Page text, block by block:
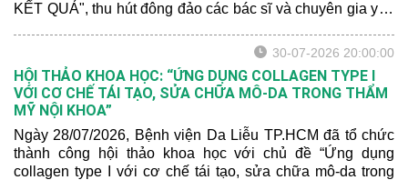
KẾT QUẢ", thu hút đông đảo các bác sĩ và chuyên gia y tế
30-07-2026 20:00:00
HỘI THẢO KHOA HỌC: “ỨNG DỤNG COLLAGEN TYPE I
VỚI CƠ CHẾ TÁI TẠO, SỬA CHỮA MÔ-DA TRONG THẨM
MỸ NỘI KHOA”
Ngày 28/07/2026, Bệnh viện Da Liễu TP.HCM đã tổ chức
thành công hội thảo khoa học với chủ đề “Ứng dụng
collagen type I với cơ chế tái tạo, sửa chữa mô-da trong